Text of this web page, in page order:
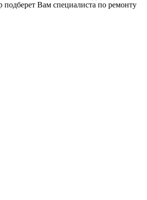
подберет Вам специалиста по ремонту